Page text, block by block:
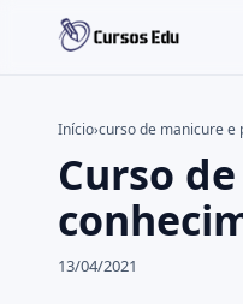
Buscar no site
Buscar por:
Pressione Enter para
Início›curso de manicure e
Curso
13/04/2021